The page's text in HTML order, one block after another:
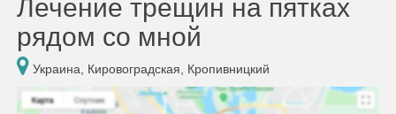
Лечение трещин на пятках
рядом со мной
Украина, Кировоградская, Кропивницкий